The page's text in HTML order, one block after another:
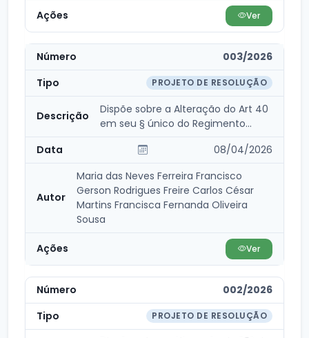
Ver
003/2026
PROJETO DE RESOLUÇÃO
Dispõe sobre a Alteração do Art 40
em seu § único do Regimento
08/04/2026
Maria das Neves Ferreira Francisco
Gerson Rodrigues Freire Carlos César
Martins Francisca Fernanda Oliveira
Sousa
Ver
002/2026
PROJETO DE RESOLUÇÃO